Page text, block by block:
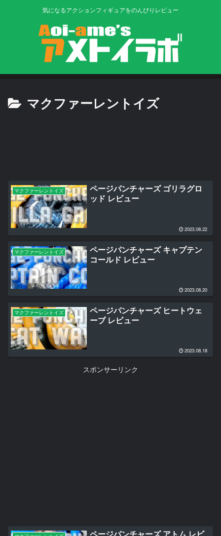
気になるアクションフィギュアをのんびりレビュー
マクファーレントイズ
マクファーレントイズ
ページパンチャーズ ゴリラグロ
ッド レビュー
2023.08.22
マクファーレントイズ
ページパンチャーズ キャプテン
コールド レビュー
2023.08.20
マクファーレントイズ
ページパンチャーズ ヒートウェ
ーブ レビュー
2023.08.18
スポンサーリンク